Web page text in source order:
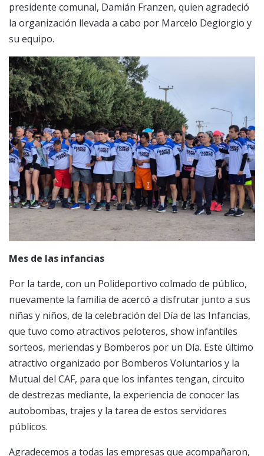
presidente comunal, Damián Franzen, quien agradeció
la organización llevada a cabo por Marcelo Degiorgio y
su equipo.
Mes de las infancias
Por la tarde, con un Polideportivo colmado de público,
nuevamente la familia de acercó a disfrutar junto a sus
niñas y niños, de la celebración del Día de las Infancias,
que tuvo como atractivos peloteros, show infantiles
sorteos, meriendas y Bomberos por un Día. Este último
atractivo organizado por Bomberos Voluntarios y la
Mutual del CAF, para que los infantes tengan, circuito
de destrezas mediante, la experiencia de conocer las
autobombas, trajes y la tarea de estos servidores
públicos.
Agradecemos a todas las empresas que acompañaron,